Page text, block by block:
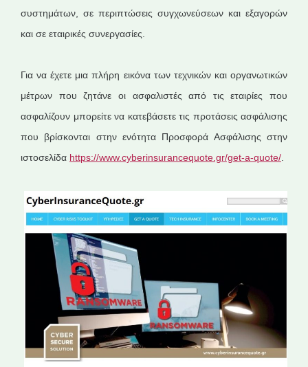
συστημάτων, σε περιπτώσεις συγχωνεύσεων και εξαγορών
και σε εταιρικές συνεργασίες.
Για να έχετε μια πλήρη εικόνα των τεχνικών και οργανωτικών
μέτρων που ζητάνε οι ασφαλιστές από τις εταιρίες που
ασφαλίζουν μπορείτε να κατεβάσετε τις προτάσεις ασφάλισης
που βρίσκονται στην ενότητα Προσφορά Ασφάλισης στην
ιστοσελίδα https://www.cyberinsurancequote.gr/get-a-quote/